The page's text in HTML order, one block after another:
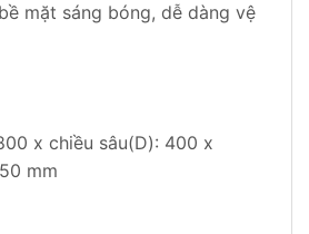
mặt sáng bóng, dễ dàng vệ
x chiều sâu(D): 400 x
mm